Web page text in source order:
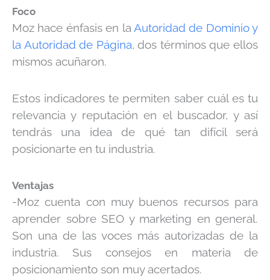
Foco
Moz hace énfasis en la Autoridad de Dominio y
la Autoridad de Página, dos términos que ellos
mismos acuñaron.
Estos indicadores te permiten saber cuál es tu
relevancia y reputación en el buscador, y así
tendrás una idea de qué tan difícil será
posicionarte en tu industria.
Ventajas
-Moz cuenta con muy buenos recursos para
aprender sobre SEO y marketing en general.
Son una de las voces más autorizadas de la
industria. Sus consejos en materia de
posicionamiento son muy acertados.